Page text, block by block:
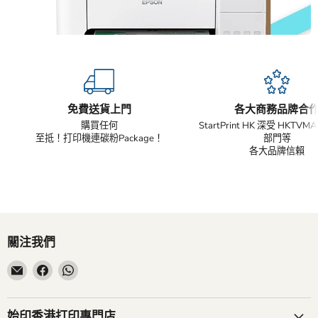
免費送貨上門
購買任何
至抵！打印機連碳粉Package！
各大商務品牌合
StartPrint HK 深受
部門等
各大品牌信賴
關注我們
在
子
郵
在
Facebook
找
到
在
找
到